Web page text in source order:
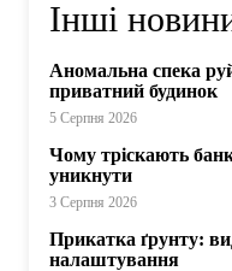
Інші
Аномальна спека
приватний будинок
5 Серпня 2026
Чому тріскають
уникнути
3 Серпня 2026
Прикатка ґрунту:
налаштування